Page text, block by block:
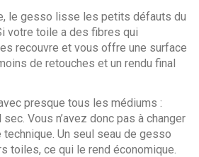
le gesso lisse les petits défauts du
votre toile a des fibres qui
recouvre et vous offre une surface
de retouches et un rendu final
presque tous les médiums :
Vous n’avez donc pas à changer
Un seul seau de gesso
toiles, ce qui le rend économique.